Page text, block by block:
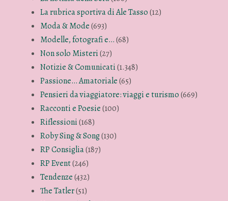
La rubrica sportiva di Ale Tasso(12)
Moda & Mode(693)
Modelle, fotografi e…(68)
Non solo Misteri(27)
Notizie & Comunicati(1.348)
Passione… Amatoriale(65)
Pensieri da viaggiatore: viaggi e turismo(669)
Racconti e Poesie(100)
Riflessioni(168)
Roby Sing & Song(130)
RP Consiglia(187)
RP Event(246)
Tendenze(432)
The Tatler(51)